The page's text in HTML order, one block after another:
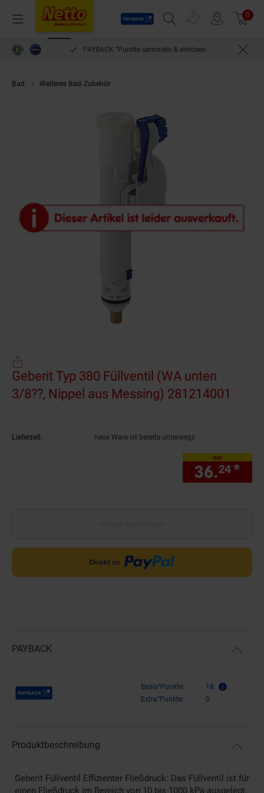
Menü
Payback
Suchfeld einblenden
Prospekte 0
PAYBACK °Punkte sammeln & einlösen
Bad Weiteres Bad-Zubehör
Geberit Typ 380 Füllventil (WA unten
3/8??, Nippel aus Messing) 281214001
Lieferzeit: neue Ware ist bereits unterwegs
nur
36.24 *
PAYBACK
Payback Punkte Basis°Punkte:
18
Extra°Punkte:
0
Produktbeschreibung
Geberit Füllventil Effizienter Fließdruck: Das Füllventil ist für
einen Fließdruck im Bereich von 10 bis 1000 kPa ausgelegt,